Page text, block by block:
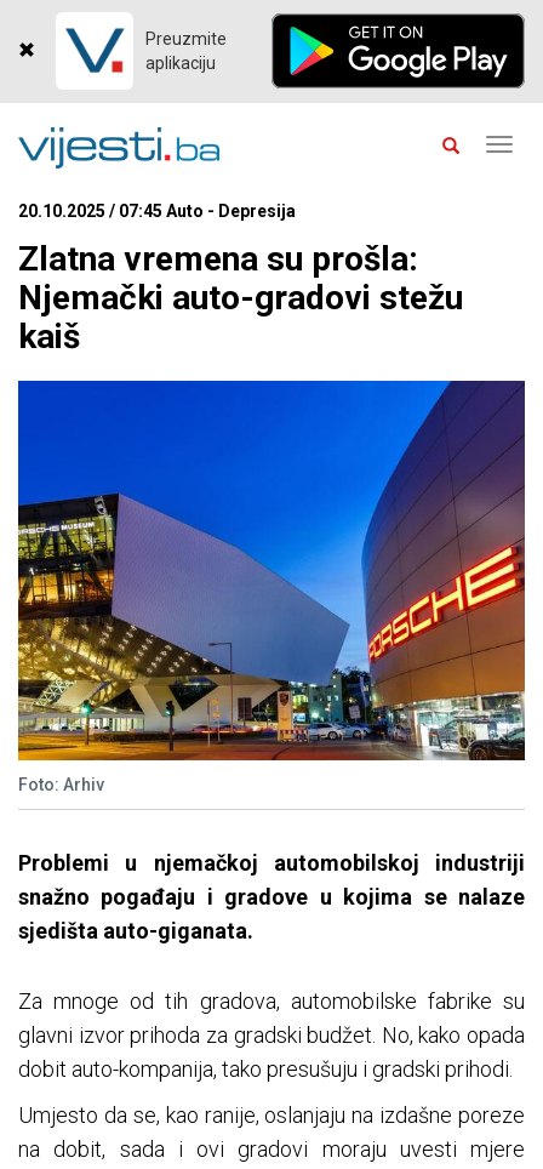
Preuzmite
aplikaciju
20.10.2025 / 07:45 Auto - Depresija
Zlatna vremena su prošla:
Njemački auto-gradovi stežu
kaiš
Foto: Arhiv
Problemi u njemačkoj automobilskoj industriji
snažno pogađaju i gradove u kojima se nalaze
sjedišta auto-giganata.
Za mnoge od tih gradova, automobilske fabrike su
glavni izvor prihoda za gradski budžet. No, kako opada
dobit auto-kompanija, tako presušuju i gradski prihodi.
Umjesto da se, kao ranije, oslanjaju na izdašne poreze
na dobit, sada i ovi gradovi moraju uvesti mjere